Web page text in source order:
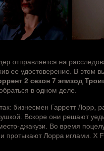
отправляется на
ее удостоверение. В этом
2 сезон 7 эпизод
в одном деле.
бизнесмен Гарретт Лорр,
Вскоре они решают
джакузи. Во время
протыкают Лорра иглами. X